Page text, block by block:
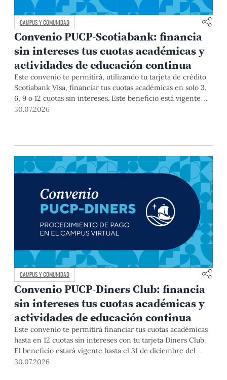
CAMPUS Y COMUNIDAD
Convenio PUCP-Scotiabank: financia
sin intereses tus cuotas académicas y
actividades de educación continua
Este convenio te permitirá, utilizando tu tarjeta de crédito
Scotiabank Visa, financiar tus cuotas académicas en solo 3,
6, 9 o 12 cuotas sin intereses. Este beneficio está vigente
hasta el 31 de diciembre de 2026, y aplica para pagos de
30.07.2026
CAMPUS Y COMUNIDAD
Convenio PUCP-Diners Club: financia
sin intereses tus cuotas académicas y
actividades de educación continua
Este convenio te permitirá financiar tus cuotas académicas
hasta en 12 cuotas sin intereses con tu tarjeta Diners Club.
El beneficio estará vigente hasta el 31 de diciembre del
2026 para pregrado y posgrado, así como para deudas de
30.07.2026